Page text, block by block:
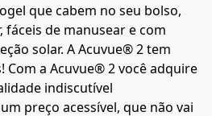
que cabem no seu bolso,
de manusear e com
solar. A Acuvue® 2 tem
Com a Acuvue® 2 você adquire
indiscutível
preço acessível, que não vai